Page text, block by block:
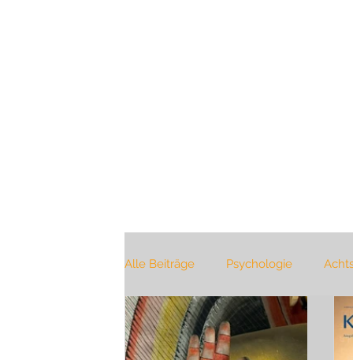
Alle Beiträge Psychologie
Buchtipp Jahreszeiten